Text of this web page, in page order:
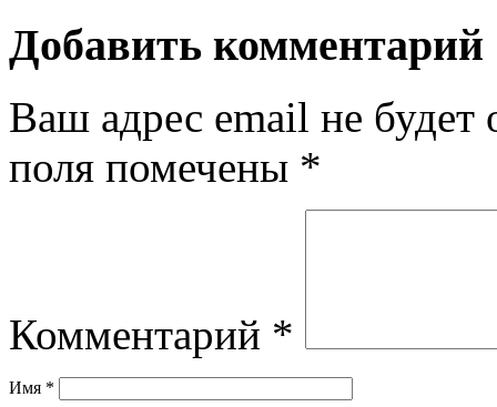
Добавить комментарий
Ваш адрес email не будет
поля помечены *
Комментарий *
Имя *